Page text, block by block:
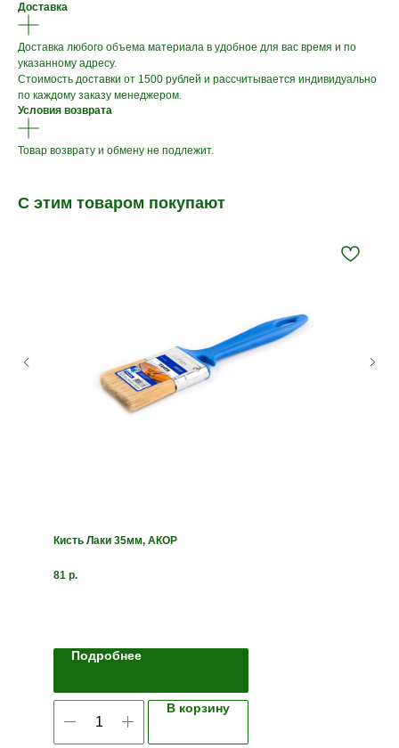
Доставка
Доставка любого объема материала в удобное для вас время и по
указанному адресу.
Стоимость доставки от 1500 рублей и рассчитывается индивидуально
по каждому заказу менеджером.
Условия возврата
Товар возврату и обмену не подлежит.
С этим товаром покупают
Кисть Лаки 35мм, АКОР
81 р.
Подробнее
В корзину